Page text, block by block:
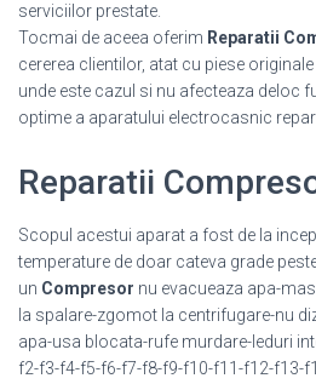
serviciilor prestate.
Tocmai de aceea oferim Reparatii
cererea clientilor, atat cu piese
unde este cazul si nu afecteaza deloc
optime a aparatului electrocasnic
Reparatii
Scopul acestui aparat a fost de la
temperature de doar cateva grade peste
un Compresor nu evacueaza apa-
la spalare-zgomot la centrifugare-nu
apa-usa blocata-rufe murdare-leduri
f2-f3-f4-f5-f6-f7-f8-f9-f10-f11-f12-f13-